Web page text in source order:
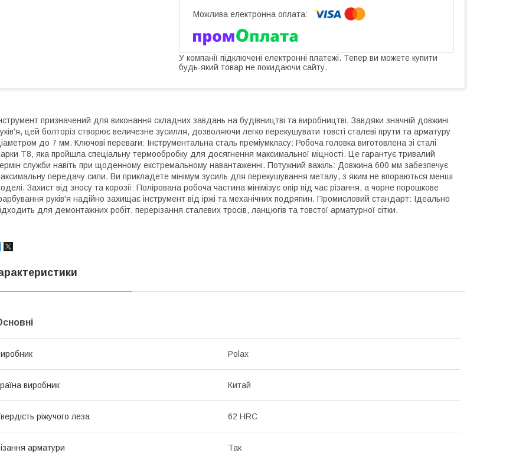
У компанії підключені електронні платежі. Тепер ви можете купити
будь-який товар не покидаючи сайту.
призначений для виконання складних завдань на будівництві та виробництві. Завдяки значній довжині
цей болторіз створює величезне зусилля, дозволяючи легко перекушувати товсті сталеві прути та арматуру
до 7 мм. Ключові переваги: Інструментальна сталь преміумкласу: Робоча головка виготовлена зі сталі
T8, яка пройшла спеціальну термообробку для досягнення максимальної міцності. Це гарантує тривалий
служби навіть при щоденному екстремальному навантаженні. Потужний важіль: Довжина 600 мм забезпечує
передачу сили. Ви прикладете мінімум зусиль для перекушування металу, з яким не впораються менші
Захист від зносу та корозії: Полірована робоча частина мінімізує опір під час різання, а чорне порошкове
руків'я надійно захищає інструмент від іржі та механічних подряпин. Промисловий стандарт: Ідеально
для демонтажних робіт, перерізання сталевих тросів, ланцюгів та товстої арматурної сітки.
Polax
виробник Китай
ріжучого леза 62 HRC
арматури Так